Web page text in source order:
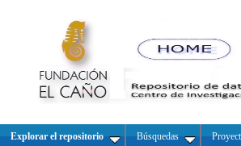
Explorar el repositorio Búsquedas